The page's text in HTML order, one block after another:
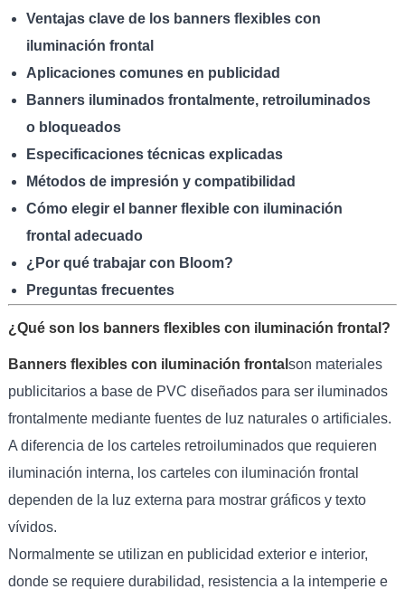
Ventajas clave de los banners flexibles con
iluminación frontal
Aplicaciones comunes en publicidad
Banners iluminados frontalmente, retroiluminados
o bloqueados
Especificaciones técnicas explicadas
Métodos de impresión y compatibilidad
Cómo elegir el banner flexible con iluminación
frontal adecuado
¿Por qué trabajar con Bloom?
Preguntas frecuentes
¿Qué son los banners flexibles con iluminación frontal?
Banners flexibles con iluminación frontal son materiales
publicitarios a base de PVC diseñados para ser iluminados
frontalmente mediante fuentes de luz naturales o artificiales.
A diferencia de los carteles retroiluminados que requieren
iluminación interna, los carteles con iluminación frontal
dependen de la luz externa para mostrar gráficos y texto
vívidos.
Normalmente se utilizan en publicidad exterior e interior,
donde se requiere durabilidad, resistencia a la intemperie e